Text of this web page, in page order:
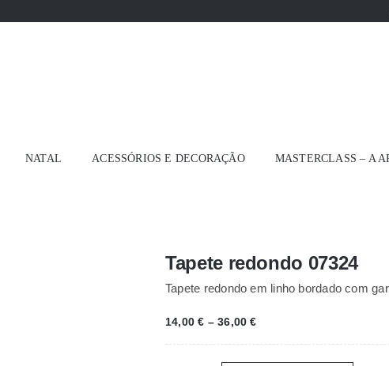
NATAL ACESSÓRIOS E DECORAÇÃO MASTERCLASS – A
Tapete redondo 07324
Tapete redondo em linho bordado com
14,00€ – 36,00€Price